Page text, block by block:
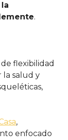
.
flexibilidad
la salud y
,
enfocado